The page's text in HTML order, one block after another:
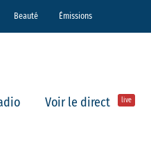
Beauté Émissions
Voir le direct live